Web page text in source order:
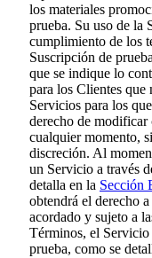
los materiales
prueba. Su uso de la
cumplimiento de los
Suscripción de
que se indique lo
para los Clientes que
Servicios para los
derecho de modificar
cualquier momento,
discreción. Al
un Servicio a través
detalla en la Sección
obtendrá el derecho
acordado y sujeto a
Términos, el
prueba, como se